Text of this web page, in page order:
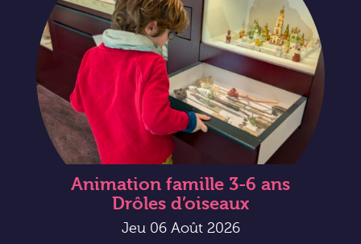
Animation famille 3-6 ans
Drôles d’oiseaux
Jeu 06 Août 2026